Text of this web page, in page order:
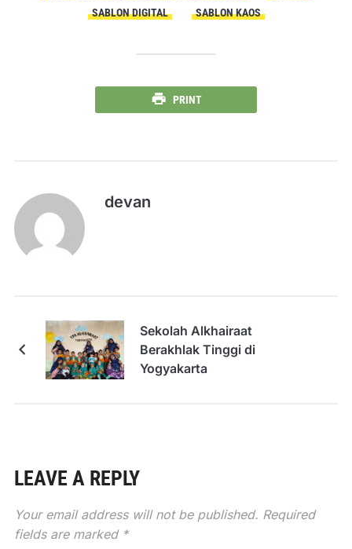
SABLON DIGITAL
SABLON KAOS
PRINT
devan
Sekolah Alkhairaat
Berakhlak Tinggi di
Yogyakarta
LEAVE A REPLY
Your email address will not be published. Required
fields are marked *